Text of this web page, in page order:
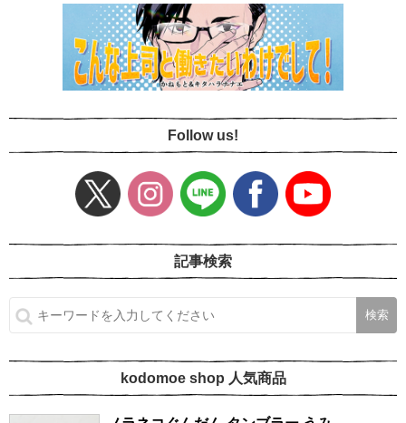
Follow us!
記事検索
kodomoe shop 人気商品